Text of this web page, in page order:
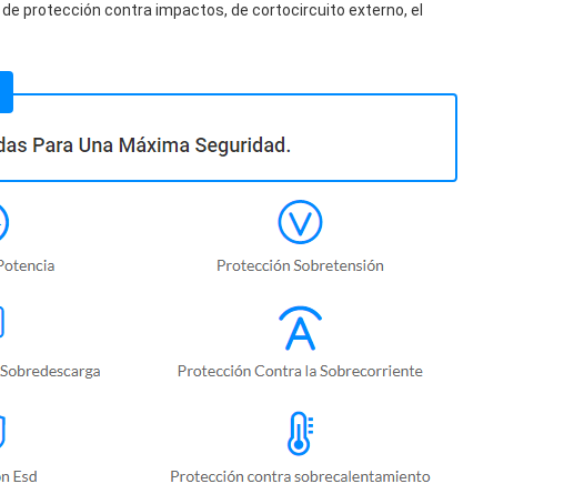
protección contra impactos, de cortocircuito externo, el